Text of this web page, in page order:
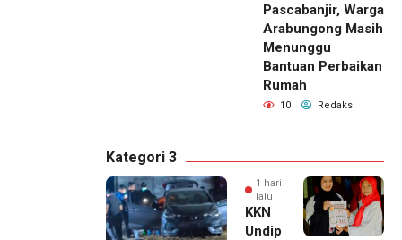
Pascabanjir, Warga
Arabungong Masih
Menunggu
Bantuan Perbaikan
Rumah
10 Redaksi
Kategori 3
1 hari
lalu
KKN
Undip